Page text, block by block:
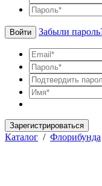
Войти Забыли
Зарегистрироваться
Каталог / Флорибунда